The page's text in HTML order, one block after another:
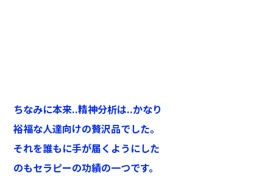
ちなみに本来..精神分析は..かなり
裕福な人達向けの贅沢品でした。
それを誰もに手が届くようにした
のもセラピーの功績の一つです。